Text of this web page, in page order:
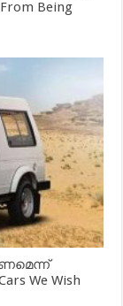
Being
We Wish